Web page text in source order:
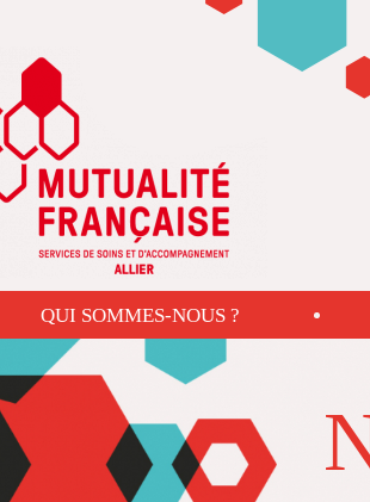
QUI SOMMES-NOUS ?